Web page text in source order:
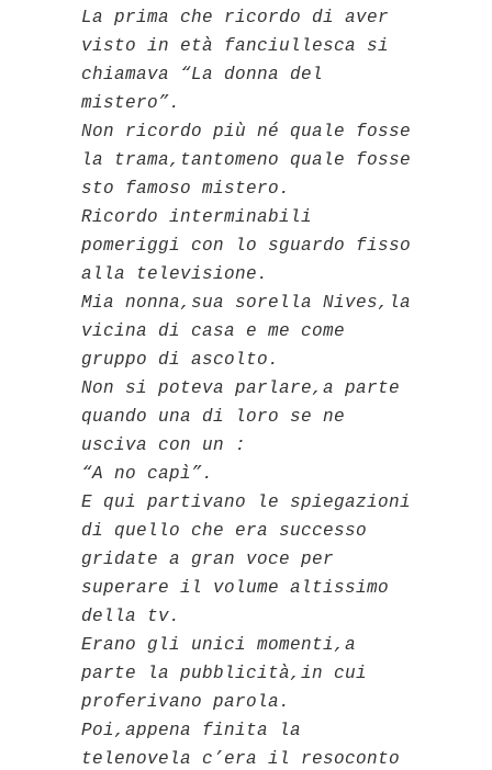
La prima che ricordo di aver
visto in età fanciullesca si
chiamava “La donna del
mistero”.
Non ricordo più né quale fosse
la trama,tantomeno quale fosse
sto famoso mistero.
Ricordo interminabili
pomeriggi con lo sguardo fisso
alla televisione.
Mia nonna,sua sorella Nives,la
vicina di casa e me come
gruppo di ascolto.
Non si poteva parlare,a parte
quando una di loro se ne
usciva con un :
“A no capì”.
E qui partivano le spiegazioni
di quello che era successo
gridate a gran voce per
superare il volume altissimo
della tv.
Erano gli unici momenti,a
parte la pubblicità,in cui
proferivano parola.
Poi,appena finita la
telenovela c’era il resoconto